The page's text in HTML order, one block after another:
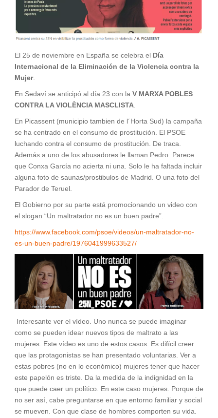
El 25 de noviembre en España se celebra el Día
Internacional de la Eliminación de la Violencia contra la
Mujer.
En Sedaví se anticipó al día 23 con la V MARXA POBLES
CONTRA LA VIOLÈNCIA MASCLISTA
En Picassent (municipio tambien de l´Horta Sud) la campaña
se ha centrado en el consumo de prostitución. El PSOE
luchando contra el consumo de prostitución. De traca.
Además a uno de los abusadores le llaman Pedro. Parece
que Conxa García no acierta ni una. Solo le ha faltada incluir
alguna foto de saunas/prostibulos de Madrid. O una foto del
Parador de Teruel.
El Gobierno por su parte está promocionando un video con
el slogan “Un maltratador no es un buen padre”.
https://www.facebook.com/psoe/videos/un-maltratador-no-
es-un-buen-padre/1976041999633527/
Interesante ver el vídeo. Uno nunca se puede imaginar
como se pueden idear nuevos tipos de maltrato a las
mujeres. Este vídeo es uno de estos casos. Es difícil creer
que las protagonistas se han presentado voluntarias. Ver a
estas pobres (no en lo económico) mujeres tener que hacer
este papelón es triste. Da la medida de la indignidad en la
que puede caer un político. En este caso mujeres. Porque de
no ser así, cabe preguntarse en que entorno familiar y social
se mueven. Con que clase de hombres comporten su vida.